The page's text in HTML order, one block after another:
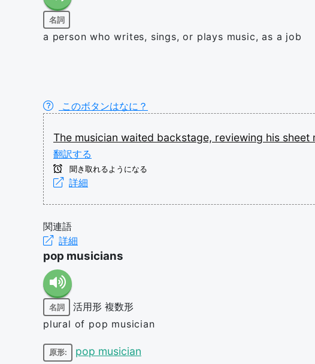
名詞
a person who writes, sings, or plays music, as a job
このボタンはなに？
The musician waited backstage, reviewing his sheet
翻訳する
聞き取れるようになる
詳細
関連語
詳細
pop musicians
名詞 活用形 複数形
plural of pop musician
原形: pop musician